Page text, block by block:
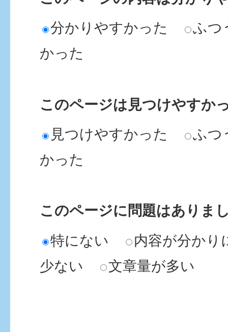
分かりやすかった
ふつ
かった
このページは見つけやすか
見つけやすかった
ふつ
かった
このページに問題はありま
特にない
内容が分かり
少ない
文章量が多い